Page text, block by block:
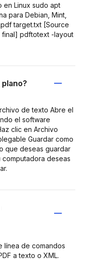
en Linux sudo apt
para Debian, Mint,
target.txt [Source
final] pdftotext -layout
de texto Abre el
el software
clic en Archivo
Guardar como
que deseas guardar
deseas
línea de comandos
a texto o XML.